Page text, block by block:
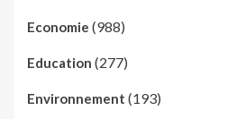
Economie (988)
Education (277)
Environnement (193)